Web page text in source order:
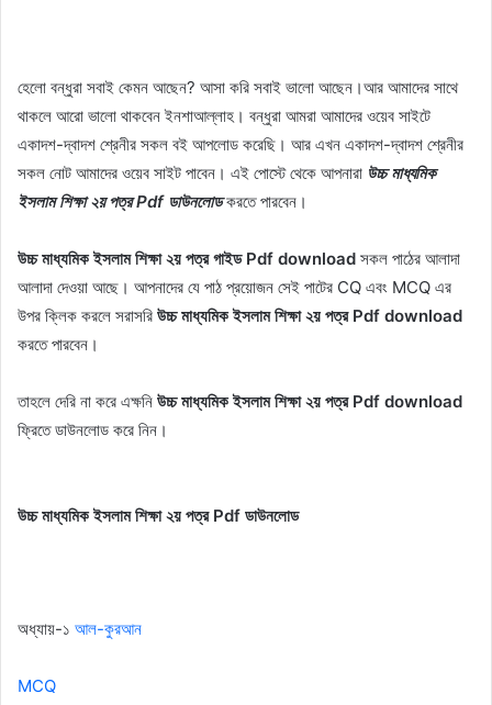
হেলো বন্ধুরা সবাই কেমন আছেন? আসা করি সবাই ভালো আছেন।আর আমাদের সাথে
থাকলে আরো ভালো থাকবেন ইনশাআল্লাহ। বন্ধুরা আমরা আমাদের ওয়েব সাইটে
একাদশ-দ্বাদশ শ্রেনীর সকল বই আপলোড করেছি। আর এখন একাদশ-দ্বাদশ শ্রেনীর
সকল নোট আমাদের ওয়েব সাইট পাবেন। এই পোস্টে থেকে আপনারা উচ্চ মাধ্যমিক
ইসলাম শিক্ষা ২য় পত্র Pdf ডাউনলোড করতে পারবেন।
উচ্চ মাধ্যমিক ইসলাম শিক্ষা ২য় পত্র গাইড Pdf download সকল পাঠের আলাদা
আলাদা দেওয়া আছে। আপনাদের যে পাঠ প্রয়োজন সেই পাটের CQ এবং MCQ এর
উপর ক্লিক করলে সরাসরি উচ্চ মাধ্যমিক ইসলাম শিক্ষা ২য় পত্র Pdf download
করতে পারবেন।
তাহলে দেরি না করে এক্ষনি উচ্চ মাধ্যমিক ইসলাম শিক্ষা ২য় পত্র Pdf download
ফ্রিতে ডাউনলোড করে নিন।
উচ্চ মাধ্যমিক ইসলাম শিক্ষা ২য় পত্র Pdf ডাউনলোড
অধ্যায়-১ আল-কুরআন
MCQ